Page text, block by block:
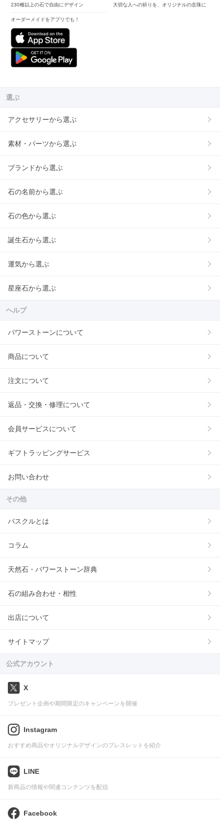
230種以上の石で自由にデザイン
オーダーメイドをアプリでも！
大切な人への祈りを、オリジナルの念珠に
選ぶ
アクセサリーから選ぶ
素材・パーツから選ぶ
ブランドから選ぶ
石の名前から選ぶ
石の色から選ぶ
誕生石から選ぶ
運気から選ぶ
星座石から選ぶ
ヘルプ
パワーストーンについて
商品について
注文について
返品・交換・修理について
会員サービスについて
ギフトラッピングサービス
お問い合わせ
その他
パスクルとは
コラム
天然石・パワーストーン辞典
石の組み合わせ・相性
出店について
サイトマップ
公式アカウント
X
プレゼント企画や期間限定のキャンペーンを開催
Instagram
おすすめ商品やオリジナルデザインのブレスレットを紹介
LINE
新商品の情報や関連コンテンツを配信
Facebook